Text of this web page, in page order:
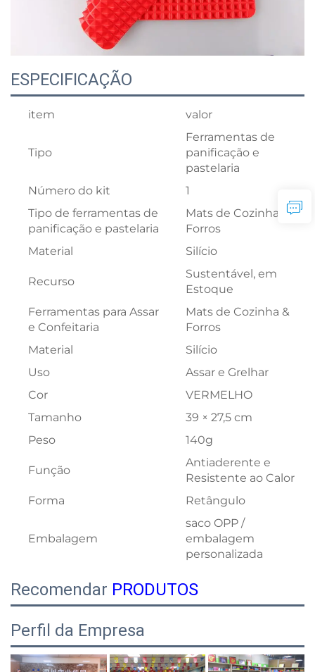
ESPECIFICAÇÃO
item valor
Tipo
Ferramentas de
panificação e
pastelaria
Número do kit
1
Tipo de ferramentas de
panificação e pastelaria
Mats de Cozinha &
Forros
Material
Silício
Recurso
Sustentável, em
Estoque
Ferramentas para Assar
e Confeitaria
Mats de Cozinha &
Forros
Material
Silício
Uso
Assar e Grelhar
Cor
VERMELHO
Tamanho
39 × 27,5 cm
Peso
140g
Função
Antiaderente e
Resistente ao Calor
Forma
Retângulo
Embalagem
saco OPP /
embalagem
personalizada
Recomendar PRODUTOS
Perfil da Empresa